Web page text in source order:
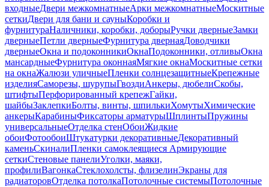
входныеДвери межкомнатныеАрки межкомнатныеМоскитные
сеткиДвери для бани и сауныКоробки и
фурнитураНаличники, коробки, доборыРучки дверныеЗамки
дверныеПетли дверныеФурнитура двернаяДоводчики
дверныеОкна и подоконникиОкнаПодоконники, отливыОкна
мансардныеФурнитура оконнаяМягкие окнаМоскитные сетки
на окнаЖалюзи уличныеПленки солнцезащитныеКрепежные
изделияСаморезы, шурупыГвоздиАнкеры, дюбелиСкобы,
штифтыПерфорированный крепежГайки,
шайбыЗаклепкиБолты, винты, шпилькиХомутыХимические
анкерыКарабиныФиксаторы арматурыШплинтыПружины
универсальныеОтделка стенОбоиЖидкие
обоиФотообоиШтукатурки декоративныеДекоративный
каменьСкиналиПленки самоклеящиеся Армирующие
сеткиСтеновые панелиУголки, маяки,
профилиВагонкаСтеклохолсты, флизелинЭкраны для
радиаторовОтделка потолкаПотолочные системыПотолочные